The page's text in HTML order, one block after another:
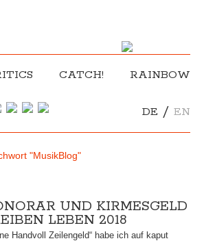
CATCH! RAINBOW
DE / EN
"MusikBlog"
UND KIRMESGELD
LEBEN 2018
Handvoll Zeilengeld“ habe ich auf kaput